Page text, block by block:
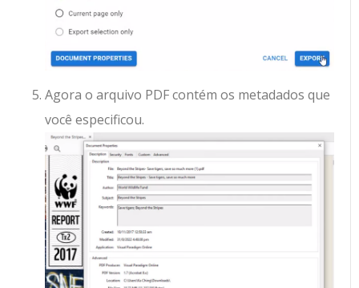
Agora o arquivo PDF contém os metadados que
você especificou.